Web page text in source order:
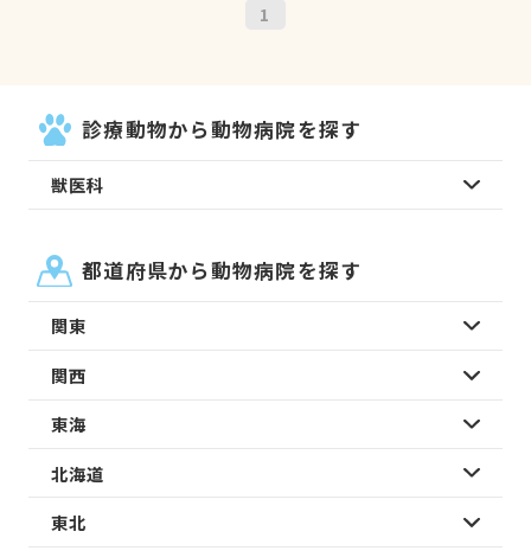
1
診療動物から動物病院を探す
獣医科
都道府県から動物病院を探す
関東
関西
東海
北海道
東北